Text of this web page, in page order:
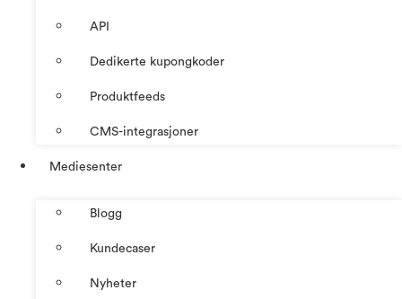
API
Dedikerte kupongkoder
Produktfeeds
CMS-integrasjoner
Mediesenter
Blogg
Kundecaser
Nyheter